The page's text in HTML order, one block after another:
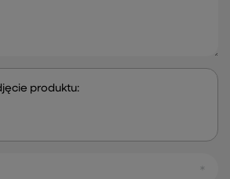
produktu: